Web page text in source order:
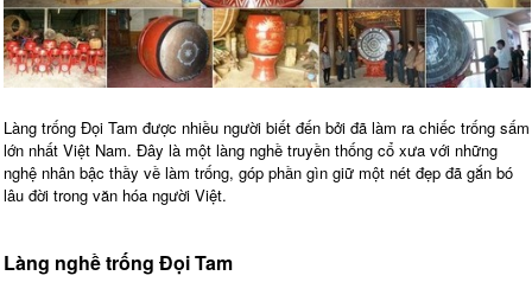
Làng trống Đọi Tam được nhiều người biết đến bởi đã làm ra chiếc trống sấm
lớn nhất Việt Nam. Đây là một làng nghề truyền thống cổ xưa với những
nghệ nhân bậc thầy về làm trống, góp phần gìn giữ một nét đẹp đã gắn bó
lâu đời trong văn hóa người Việt.
Làng nghề trống Đọi Tam